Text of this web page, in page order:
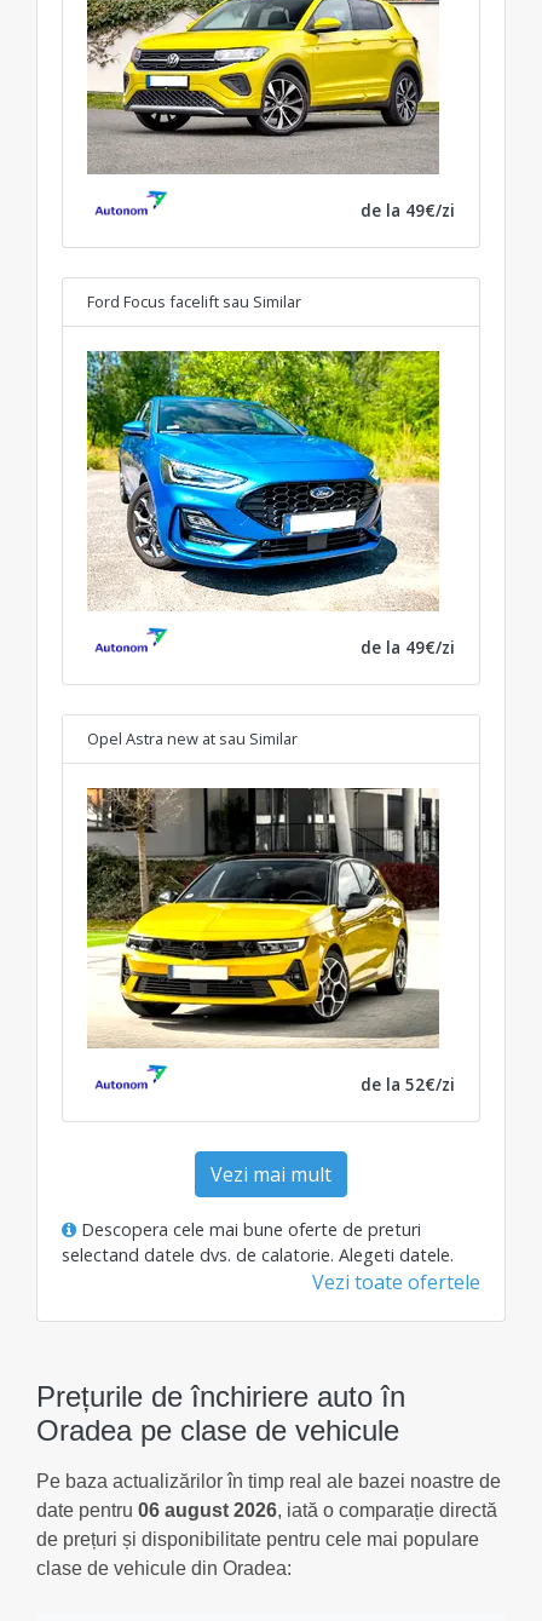
de la 49€/zi
Ford Focus facelift sau Similar
de la 49€/zi
Opel Astra new at sau Similar
de la 52€/zi
Vezi mai mult
Descopera cele mai bune oferte de preturi
selectand datele dvs. de calatorie. Alegeti datele.
Vezi toate ofertele
Prețurile de închiriere auto în
Oradea pe clase de vehicule
Pe baza actualizărilor în timp real ale bazei noastre de
date pentru 06 august 2026, iată o comparație directă
de prețuri și disponibilitate pentru cele mai populare
clase de vehicule din Oradea: